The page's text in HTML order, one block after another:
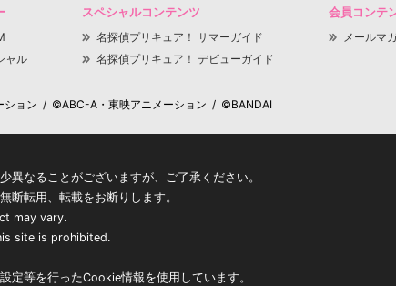
ャル
スペシャルコンテンツ
名探偵プリキュア！ サマーガイド
名探偵プリキュア！ デビューガイド
会員コンテ
メールマ
ション / ©ABC-A・東映アニメーション / ©BANDAI
なることがございますが、ご了承ください。
断転用、転載をお断りします。
may vary.
site is prohibited.
定等を行ったCookie情報を使用しています。